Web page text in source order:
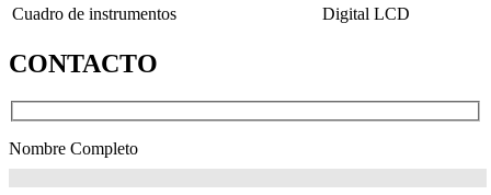
Cuadro de instrumentos
Digital LCD
CONTACTO
Nombre Completo